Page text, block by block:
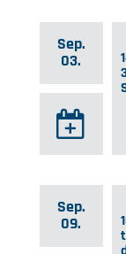
Sep.
03.
Sep.
09.